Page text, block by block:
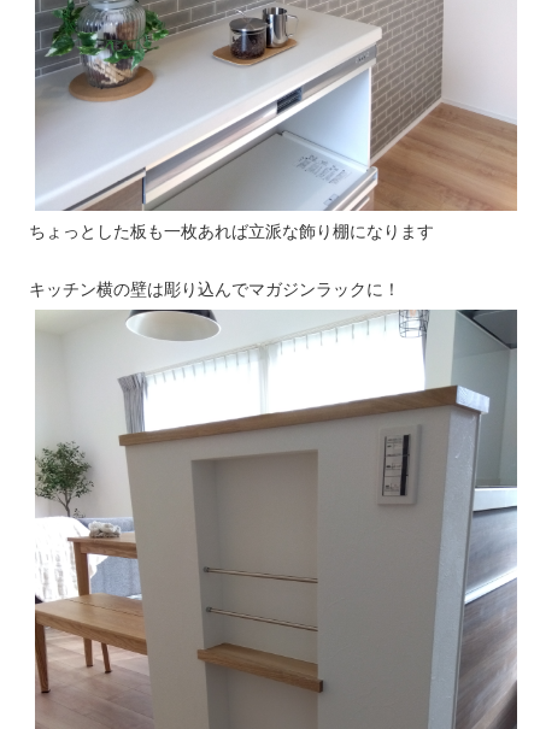
ちょっとした板も一枚あれば立派な飾り棚になります
キッチン横の壁は彫り込んでマガジンラックに！